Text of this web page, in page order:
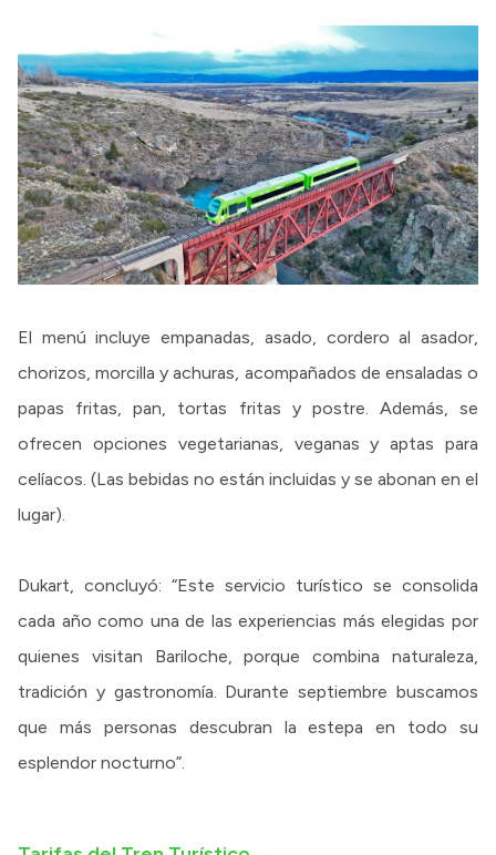
El menú incluye empanadas, asado, cordero al asador,
chorizos, morcilla y achuras, acompañados de ensaladas o
papas fritas, pan, tortas fritas y postre. Además, se
ofrecen opciones vegetarianas, veganas y aptas para
celíacos. (Las bebidas no están incluidas y se abonan en el
lugar).
Dukart, concluyó: “Este servicio turístico se consolida
cada año como una de las experiencias más elegidas por
quienes visitan Bariloche, porque combina naturaleza,
tradición y gastronomía. Durante septiembre buscamos
que más personas descubran la estepa en todo su
esplendor nocturno”.